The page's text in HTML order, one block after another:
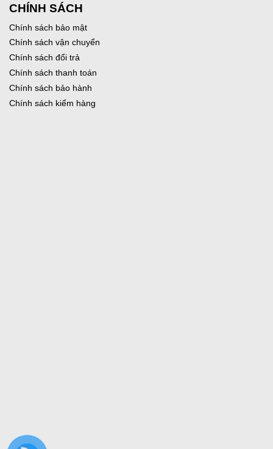
CHÍNH SÁCH
Chính sách bảo mật
Chính sách vận chuyển
Chính sách đổi trả
Chính sách thanh toán
Chính sách bảo hành
Chính sách kiểm hàng